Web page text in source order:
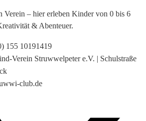
Verein – hier erleben Kinder von 0 bis 6
& Abenteuer.
155 10191419
Verein Struwwelpeter e.V. | Schulstraße
club.de